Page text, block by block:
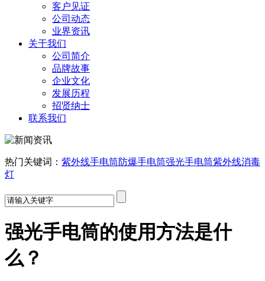
客户见证
公司动态
业界资讯
关于我们
公司简介
品牌故事
企业文化
发展历程
招贤纳士
联系我们
热门关键词： 紫外线手电筒防爆手电筒强光手电筒紫外线消毒
灯
强光手电筒的使用方法是什
么？